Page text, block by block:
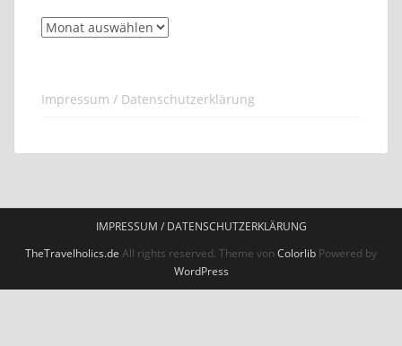
Archiv
Impressum / Datenschutzerklärung
IMPRESSUM / DATENSCHUTZERKLÄRUNG
TheTravelholics.de All rights reserved. Theme von Colorlib Powered by
WordPress